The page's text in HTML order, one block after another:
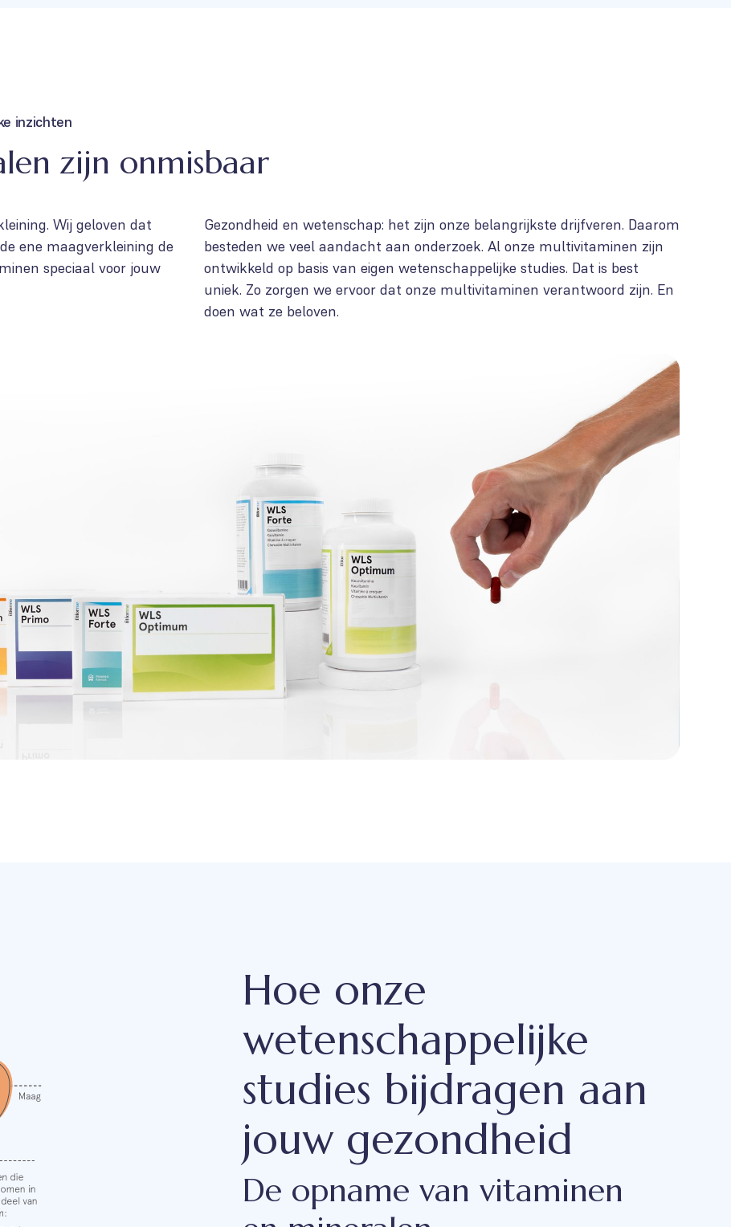
inzichten
zijn onmisbaar
Wij geloven dat
ene maagverkleining de
speciaal voor jouw
Gezondheid en wetenschap: het zijn onze belangrijkste drijfveren. Daarom
besteden we veel aandacht aan onderzoek. Al onze multivitaminen zijn
ontwikkeld op basis van eigen wetenschappelijke studies. Dat is best
uniek. Zo zorgen we ervoor dat onze multivitaminen verantwoord zijn. En
doen wat ze beloven.
Hoe onze
wetenschappelijke
studies bijdragen aan
jouw gezondheid
De opname van vitaminen